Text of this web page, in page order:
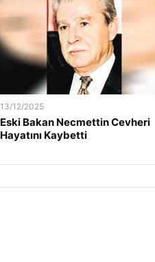
13/12/2025
Eski Bakan Necmettin Cevheri
Hayatını Kaybetti